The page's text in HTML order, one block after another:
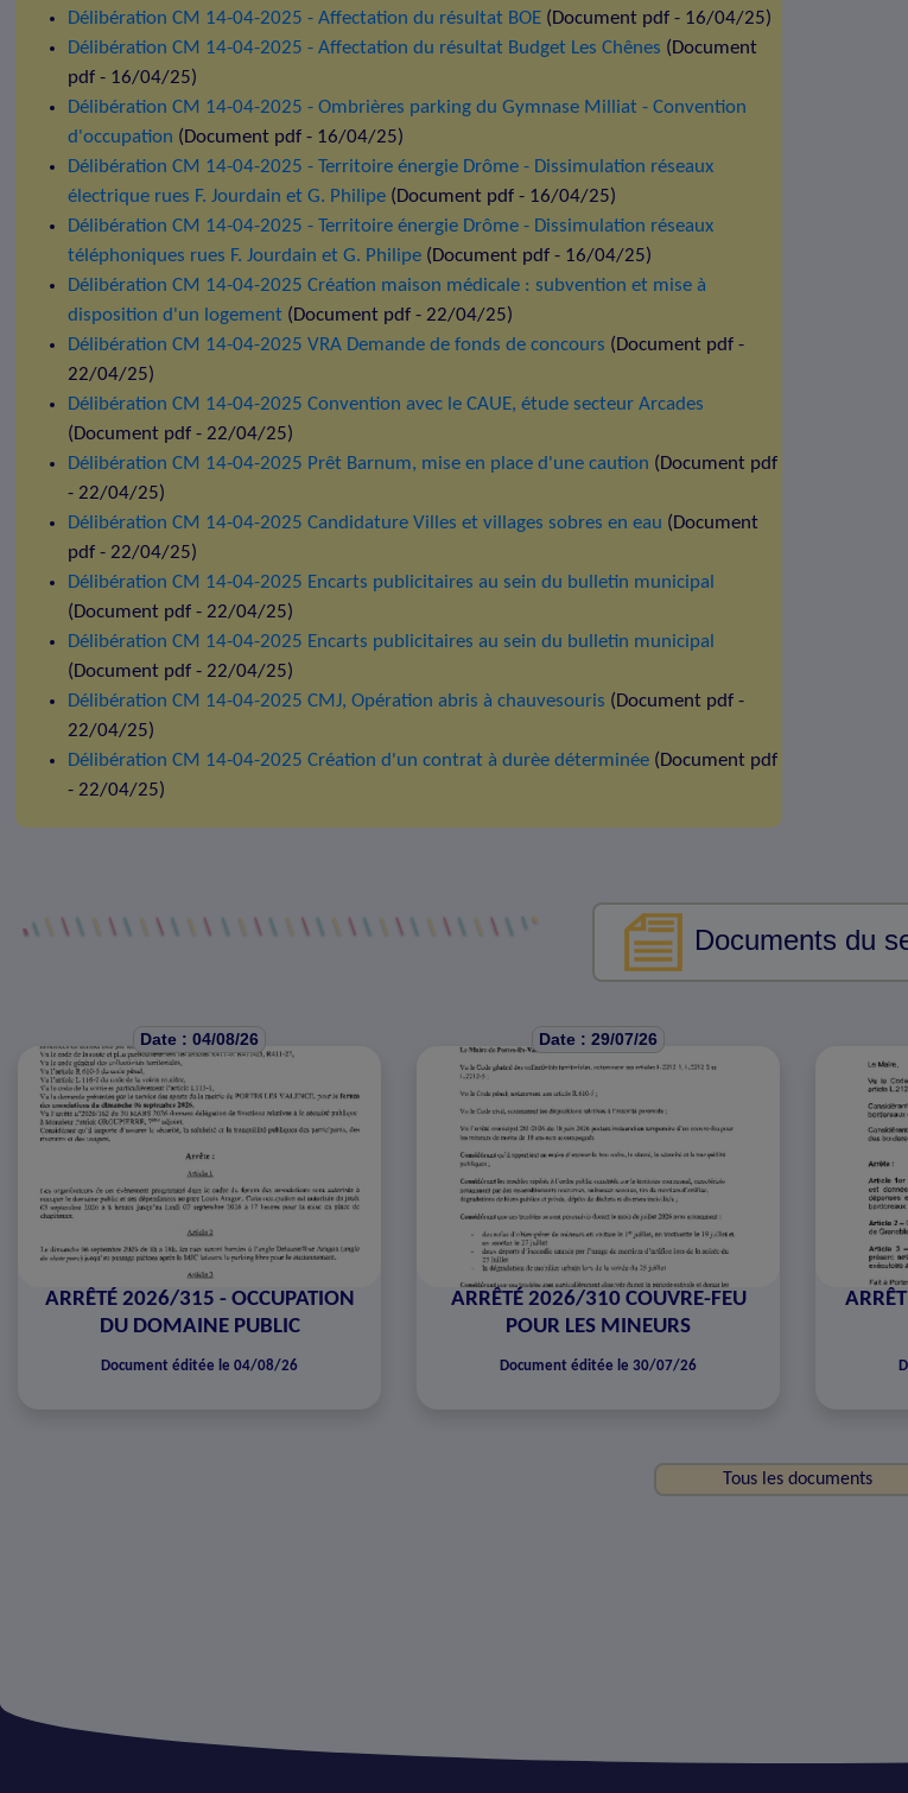
Délibération CM 14-04-2025 - Affectation du résultat BOE(Document pdf - 16/04/25)
Délibération CM 14-04-2025 - Affectation du résultat Budget Les Chênes (Document
pdf - 16/04/25)
Délibération CM 14-04-2025 - Ombrières parking du Gymnase Milliat - Convention
d'occupation (Document pdf - 16/04/25)
Délibération CM 14-04-2025 - Territoire énergie Drôme - Dissimulation réseaux
électrique rues F. Jourdain et G. Philipe(Document pdf - 16/04/25)
Délibération CM 14-04-2025 - Territoire énergie Drôme - Dissimulation réseaux
téléphoniques rues F. Jourdain et G. Philipe(Document pdf - 16/04/25)
Délibération CM 14-04-2025 Création maison médicale : subvention et mise à
disposition d'un logement(Document pdf - 22/04/25)
Délibération CM 14-04-2025 VRA Demande de fonds de concours (Document pdf -
22/04/25)
Délibération CM 14-04-2025 Convention avec le CAUE, étude secteur Arcades
(Document pdf - 22/04/25)
Délibération CM 14-04-2025 Prêt Barnum, mise en place d'une caution (Document pdf
- 22/04/25)
Délibération CM 14-04-2025 Candidature Villes et villages sobres en eau (Document
pdf - 22/04/25)
Délibération CM 14-04-2025 Encarts publicitaires au sein du bulletin municipal
(Document pdf - 22/04/25)
Délibération CM 14-04-2025 Encarts publicitaires au sein du bulletin municipal
(Document pdf - 22/04/25)
Délibération CM 14-04-2025 CMJ, Opération abris à chauvesouris (Document pdf -
22/04/25)
Délibération CM 14-04-2025 Création d'un contrat à durèe déterminée(Document pdf
- 22/04/25)
Documents du
Date : 04/08/26
ARRÊTÉ 2026/315 - OCCUPATION
DU DOMAINE PUBLIC
Document éditée le 04/08/26
Date : 29/07/26
ARRÊTÉ 2026/310 COUVRE-FEU
POUR LES MINEURS
Document éditée le 30/07/26
Tous les documents